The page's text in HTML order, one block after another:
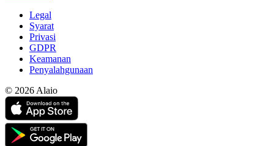
Legal
Syarat
Privasi
GDPR
Keamanan
Penyalahgunaan
© 2026 Alaio